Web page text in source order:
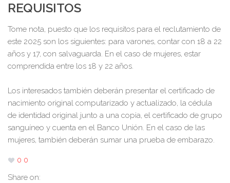
REQUISITOS
Tome nota, puesto que los requisitos para el reclutamiento de
este 2025 son los siguientes: para varones, contar con 18 a 22
años y 17, con salvaguarda. En el caso de mujeres, estar
comprendida entre los 18 y 22 años.
Los interesados también deberán presentar el certificado de
nacimiento original computarizado y actualizado, la cédula
de identidad original junto a una copia, el certificado de grupo
sanguíneo y cuenta en el Banco Unión. En el caso de las
mujeres, también deberán sumar una prueba de embarazo.
0 0
Share on: